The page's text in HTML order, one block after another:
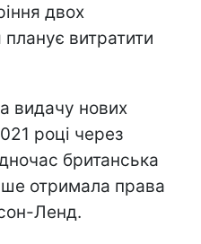
двох
витратити
видачу нових
році через
британська
отримала права
Ленд.